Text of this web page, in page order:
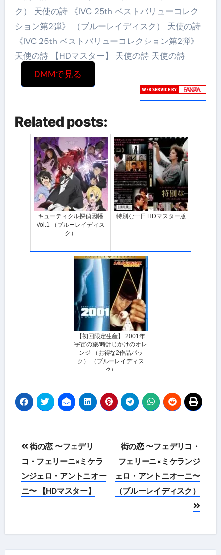
ク） 天使の詩 《IVC 25th ベストバリューコレク
ション第2弾》 （ブルーレイディスク） 天使の詩
《IVC 25th ベストバリューコレクション第2弾》
天使の詩 【HDマスター】 天使の詩 天使の詩
DMMで見る
Related posts:
キューティクル探偵因幡
Vol.1 （ブルーレイディス
ク）
特別な一日 HDマスター版
【初回限定生産】 2001年
宇宙の旅/時計じかけのオレ
ンジ （お得な2作品パッ
ク） （ブルーレイディス
ク）
投
稿
ナ
ビ
街の恋 〜フェデリ
コ・フェリーニ×ミケラ
ンジェロ・アントニオー
ニ〜 【HDマスター】
街の恋 〜フェデリコ・
フェリーニ×ミケランジ
ェロ・アントニオーニ〜
（ブルーレイディスク）